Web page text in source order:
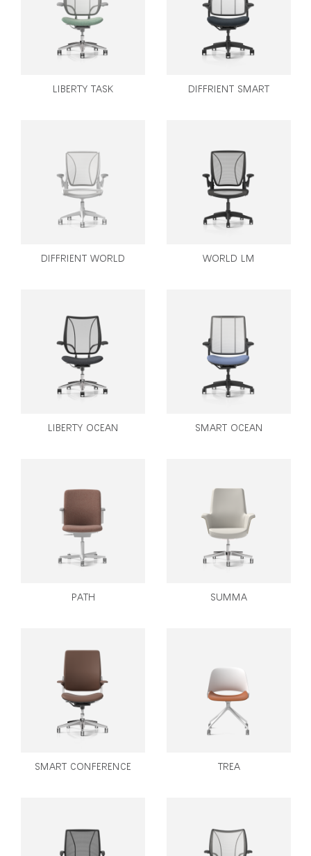
국가 선택
로그인
비밀번호를 잊으셨나요
추천 코드가 있으십니까?
ENTER
LIBERTY TASK DIFFRIENT SMART
DIFFRIENT WORLD WORLD LM
LIBERTY OCEAN SMART OCEAN
PATH SUMMA
SMART CONFERENCE TREA